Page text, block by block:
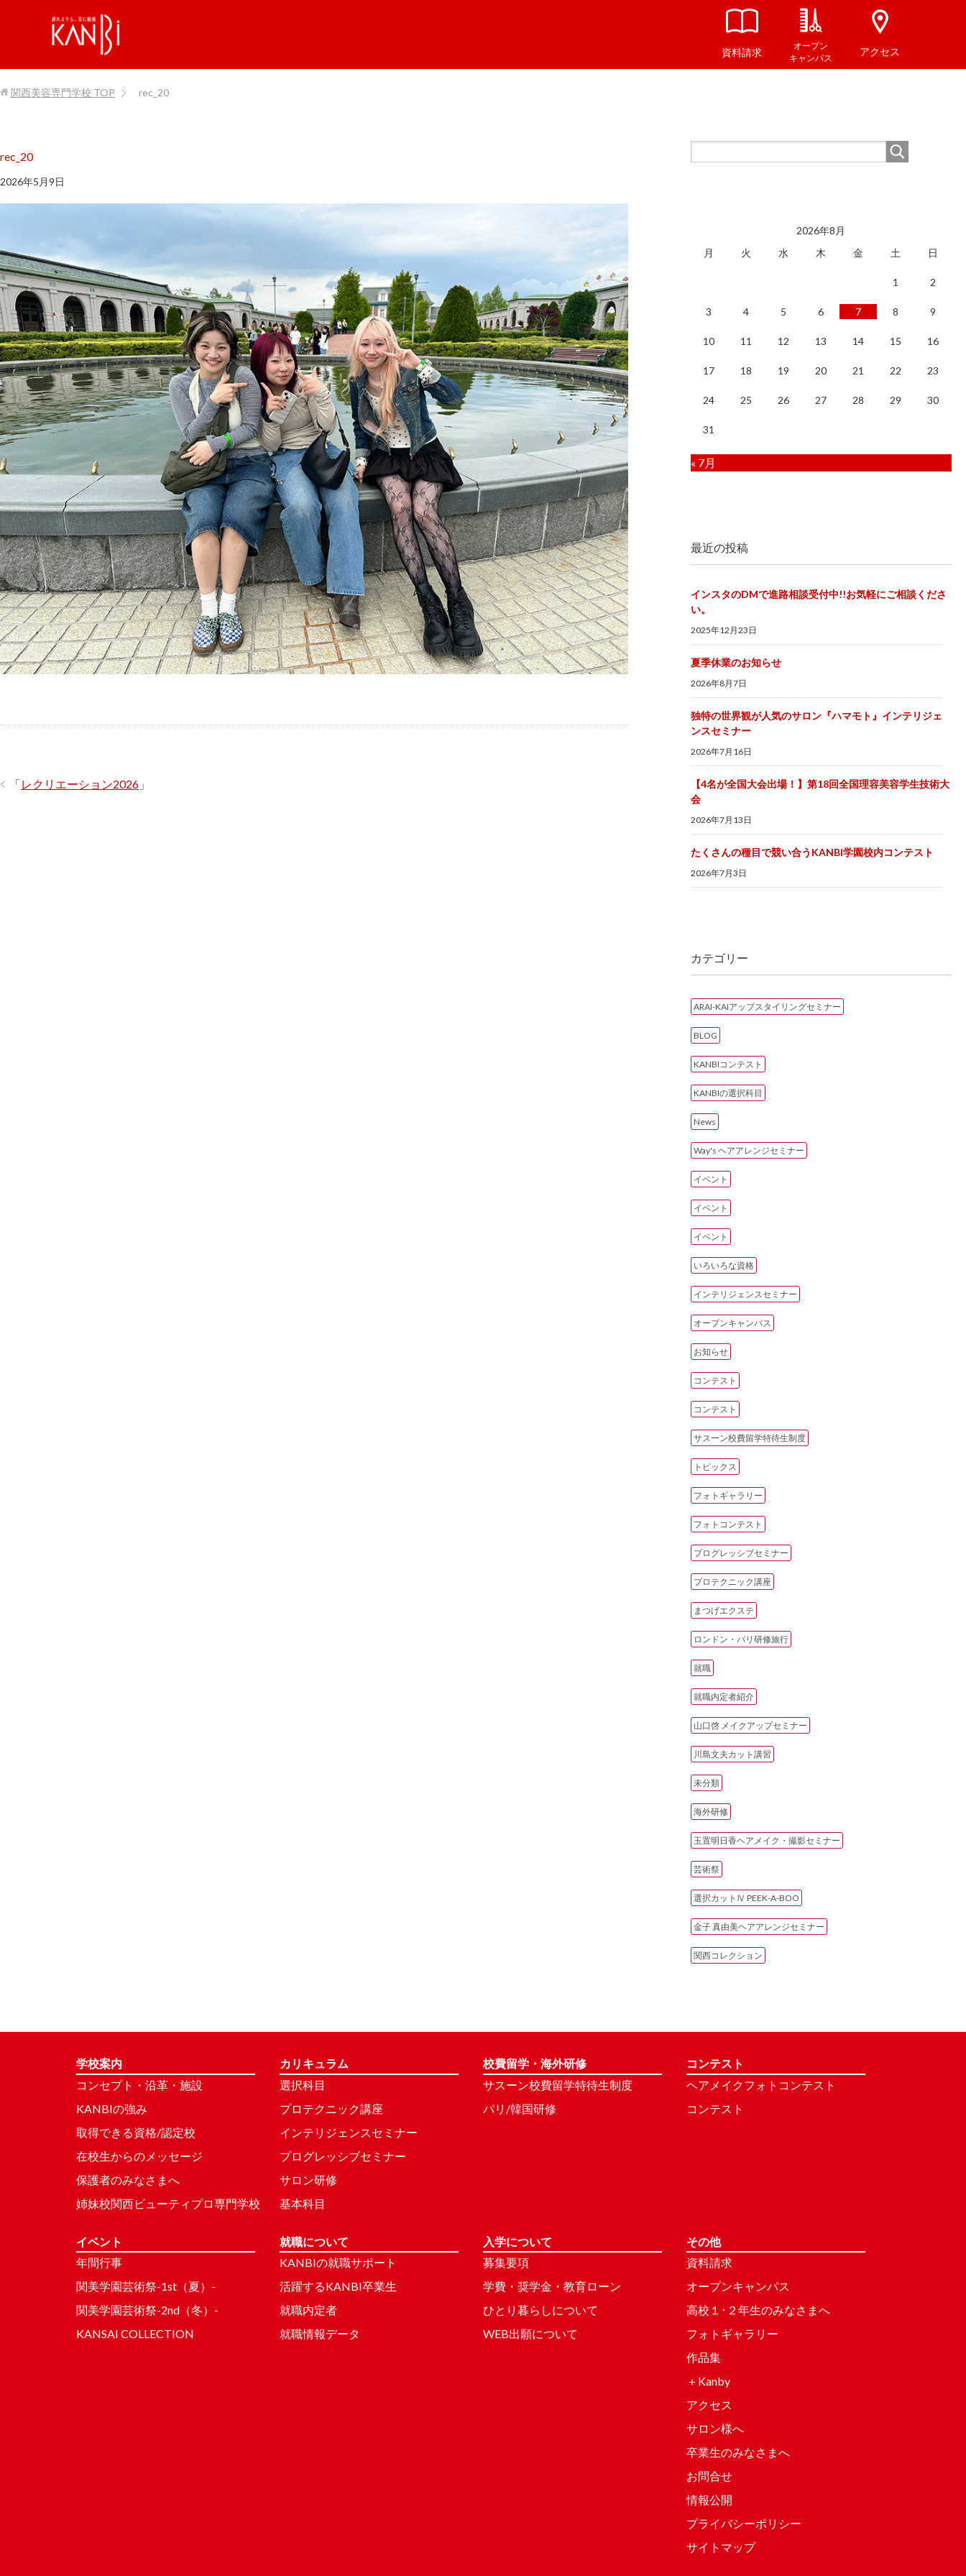
アクセス
オープン
キャンパス
資料請求
関西美容専門学校 TOP rec_20
rec_20
2026年5月9日
「レクリエーション2026 」
2026年8月
月
火 水 木 金 土 日
1 2
3 4 5 6 7 8 9
10 11 12 13 14 15 16
17 18 19 20 21 22 23
24 25 26 27 28 29 30
31
« 7月
最近の投稿
インスタのDMで進路相談受付中!!お気軽にご相談くださ
い。
2025年12月23日
夏季休業のお知らせ
2026年8月7日
独特の世界観が人気のサロン『ハマモト』インテリジェ
ンスセミナー
2026年7月16日
【4名が全国大会出場！】第18回全国理容美容学生技術大
会
2026年7月13日
たくさんの種目で競い合うKANBI学園校内コンテスト
2026年7月3日
カテゴリー
ARAI-KAIアップスタイリングセミナー
BLOG
KANBIコンテスト
KANBIの選択科目
News
Way's ヘアアレンジセミナー
イベント
イベント
イベント
いろいろな資格
インテリジェンスセミナー
オープンキャンパス
お知らせ
コンテスト
コンテスト
サスーン校費留学特待生制度
トピックス
フォトギャラリー
フォトコンテスト
プログレッシブセミナー
プロテクニック講座
まつげエクステ
ロンドン・パリ研修旅行
就職
就職内定者紹介
山口啓 メイクアップセミナー
川島文夫カット講習
未分類
海外研修
玉置明日香ヘアメイク・撮影セミナー
芸術祭
選択カットⅣ PEEK‐A‐BOO
金子 真由美ヘアアレンジセミナー
関西コレクション
学校案内
コンセプト・沿革・施設
KANBIの強み
取得できる資格/認定校
在校生からのメッセージ
保護者のみなさまへ
姉妹校関西ビューティプロ専門学校
カリキュラム
選択科目
プロテクニック講座
インテリジェンスセミナー
プログレッシブセミナー
サロン研修
基本科目
校費留学・海外研修
サスーン校費留学特待生制度
パリ/韓国研修
コンテスト
ヘアメイクフォトコンテスト
コンテスト
イベント
年間行事
関美学園芸術祭-1st（夏）-
関美学園芸術祭-2nd（冬）-
KANSAI COLLECTION
就職について
KANBIの就職サポート
活躍するKANBI卒業生
就職内定者
就職情報データ
入学について
募集要項
学費・奨学金・教育ローン
ひとり暮らしについて
WEB出願について
その他
資料請求
オープンキャンパス
高校１･２年生のみなさまへ
フォトギャラリー
作品集
＋Kanby
アクセス
サロン様へ
卒業生のみなさまへ
お問合せ
情報公開
プライバシーポリシー
サイトマップ